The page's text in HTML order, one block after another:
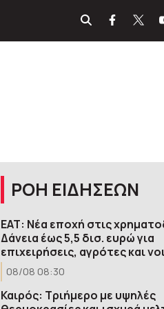
ΡΟΗ ΕΙΔΗΣΕΩΝ
ΕΑΤ: Νέα εποχή στις
Δάνεια έως 5,5 δισ. ευρώ για
επιχειρήσεις, αγρότες και
08/08 08:30
Καιρός: Τριήμερο με υψηλές